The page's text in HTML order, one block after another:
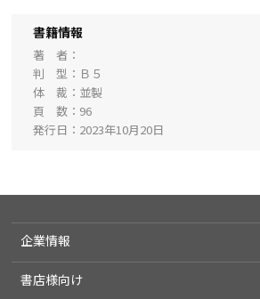
書籍情報
著 者
判 型
Ｂ５
体 裁
並製
頁 数
96
発行日
2023年10月20日
企業情報
書店様向け